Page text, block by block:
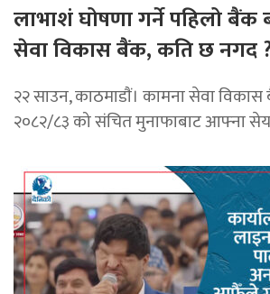
लाभाशं घोषणा गर्ने पहिलो बैंक
सेवा विकास बैंक, कति छ नगद
२२ साउन, काठमाडाैं। कामना सेवा
२०८२/८३ को संचित मुनाफाबाट आफ्ना